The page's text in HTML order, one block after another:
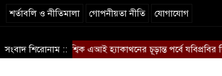
যা বলেছিলেন মীর কাশেম আলী
অভিযোগ, ছাত্রশক্তির ৬ দফা দাবি
১০
শর্তাবলি ও নীতিমালা গোপনীয়তা নীতি যোগাযোগ
© sangbadbd247
.
সংবাদ শিরোনাম ::
জাতিসংঘের বৈশ্বিক এআই হ্যাকাথনের চূড়ান্ত পর্বে যবিপ্রবির